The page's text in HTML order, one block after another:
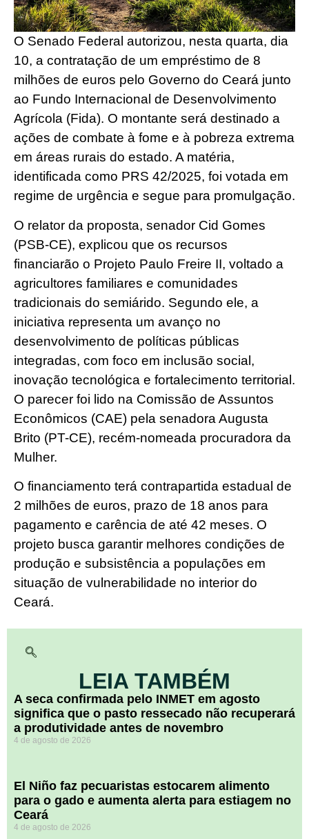
O Senado Federal autorizou, nesta quarta, dia
10, a contratação de um empréstimo de 8
milhões de euros pelo Governo do Ceará junto
ao Fundo Internacional de Desenvolvimento
Agrícola (Fida). O montante será destinado a
ações de combate à fome e à pobreza extrema
em áreas rurais do estado. A matéria,
identificada como PRS 42/2025, foi votada em
regime de urgência e segue para promulgação.
O relator da proposta, senador Cid Gomes
(PSB-CE), explicou que os recursos
financiarão o Projeto Paulo Freire II, voltado a
agricultores familiares e comunidades
tradicionais do semiárido. Segundo ele, a
iniciativa representa um avanço no
desenvolvimento de políticas públicas
integradas, com foco em inclusão social,
inovação tecnológica e fortalecimento territorial.
O parecer foi lido na Comissão de Assuntos
Econômicos (CAE) pela senadora Augusta
Brito (PT-CE), recém-nomeada procuradora da
Mulher.
O financiamento terá contrapartida estadual de
2 milhões de euros, prazo de 18 anos para
pagamento e carência de até 42 meses. O
projeto busca garantir melhores condições de
produção e subsistência a populações em
situação de vulnerabilidade no interior do
Ceará.
LEIA TAMBÉM
A seca confirmada pelo INMET em agosto
significa que o pasto ressecado não recuperará
a produtividade antes de novembro
4 de agosto de 2026
El Niño faz pecuaristas estocarem alimento
para o gado e aumenta alerta para estiagem no
Ceará
4 de agosto de 2026